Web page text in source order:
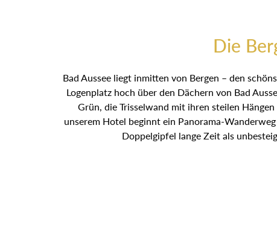
Die
Bad Aussee liegt inmitten von Bergen – den
Logenplatz hoch über den Dächern von Bad
Grün, die Trisselwand mit ihren steilen
unserem Hotel beginnt ein Panorama-
Doppelgipfel lange Zeit als